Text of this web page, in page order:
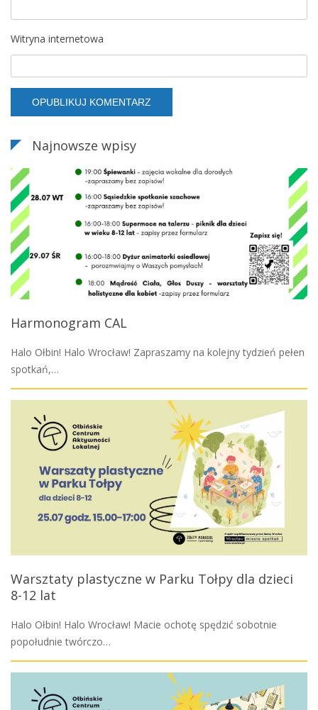
Witryna internetowa
Najnowsze wpisy
Harmonogram CAL
Halo Ołbin! Halo Wrocław! Zapraszamy na kolejny tydzień pełen
spotkań,…
Warsztaty plastyczne w Parku Tołpy dla dzieci
8-12 lat
Halo Ołbin! Halo Wrocław! Macie ochotę spędzić sobotnie
popołudnie twórczo…